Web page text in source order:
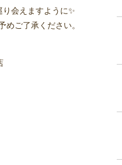
会えますように✨️
めご了承ください。